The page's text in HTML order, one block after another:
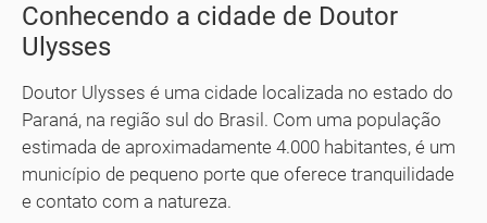
Conhecendo a cidade de Doutor
Ulysses
Doutor Ulysses é uma cidade localizada no estado do
Paraná, na região sul do Brasil. Com uma população
estimada de aproximadamente 4.000 habitantes, é um
município de pequeno porte que oferece tranquilidade
e contato com a natureza.